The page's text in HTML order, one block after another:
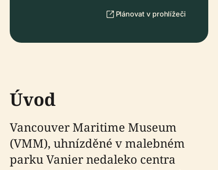
Plánovat v prohlížeči
Úvod
Vancouver Maritime Museum
(VMM), uhnízděné v malebném
parku Vanier nedaleko centra